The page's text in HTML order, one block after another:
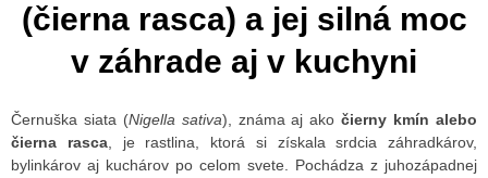
(čierna rasca) a jej silná moc
v záhrade aj v kuchyni
Černuška siata (Nigella sativa), známa aj akočierny kmín alebo
čierna rasca, je rastlina, ktorá si získala srdcia záhradkárov,
bylinkárov aj kuchárov po celom svete. Pochádza z juhozápadnej